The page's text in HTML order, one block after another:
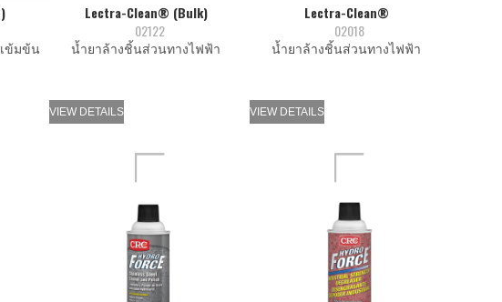
ข้มข้น
Lectra-Clean® (Bulk)
02122
นํ้ายาล้างชิ้นส่วนทางไฟฟ้า
VIEW DETAILS
Lectra-Clean®
02018
นํ้ายาล้างชิ้นส่วนทางไฟฟ้า
VIEW DETAILS